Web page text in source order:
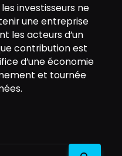
investisseurs ne
une entreprise
les acteurs d’un
contribution est
d’une économie
et tournée